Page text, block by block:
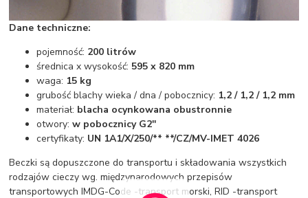
Dane techniczne:
pojemność: 200 litrów
średnica x wysokość: 595 x 820 mm
waga: 15 kg
grubość blachy wieka / dna / pobocznicy: 1,2 / 1,2 / 1,2 mm
materiał: blacha ocynkowana obustronnie
otwory:w pobocznicy G2''
certyfikaty: UN 1A1/X/250/** **/CZ/MV-IMET 4026
Beczki są dopuszczone do transportu i składowania wszystkich
rodzajów cieczy wg. międzynarodowych przepisów
transportowych IMDG-Code -transport morski, RID -transport